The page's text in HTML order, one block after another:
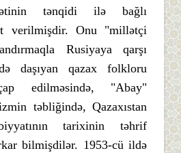
tənqidi ilə bağlı
verilmişdir. Onu "millətçi
Rusiyaya qarşı
daşıyan qazax folkloru
edilməsində, "Abay"
təbliğində, Qazaxıstan
tarixinin təhrif
bilmişdilər. 1953-cü ildə